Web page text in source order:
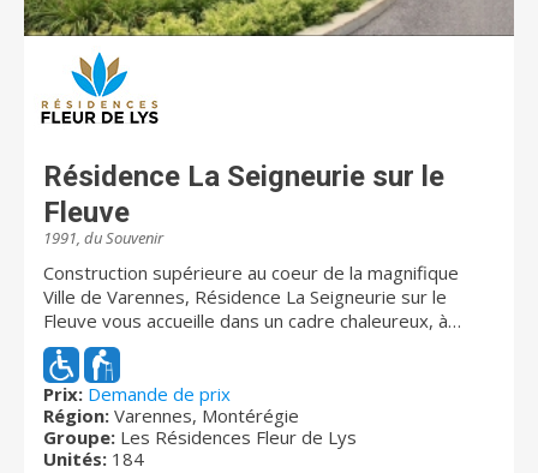
Résidence La Seigneurie sur le
Fleuve
1991, du Souvenir
Construction supérieure au coeur de la magnifique
Ville de Varennes, Résidence La Seigneurie sur le
Fleuve vous accueille dans un cadre chaleureux, à
proximité de tous les services, avec son équipe
qualifiée et attentive à vos besoins Résidence La
Seigneurie sur le Fleuve vous propose un
environnement de vie unique comportant une grande
variété de services inclus.
Prix: Demande de prix
Région: Varennes, Montérégie
Groupe: Les Résidences Fleur de Lys
Unités: 184